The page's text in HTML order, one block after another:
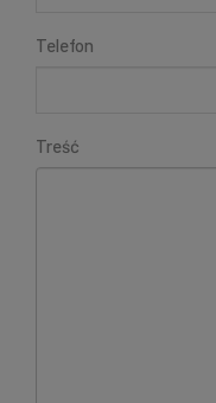
Telefon
Treść